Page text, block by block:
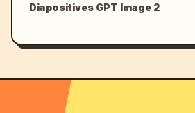
Diapositives GPT Image 2